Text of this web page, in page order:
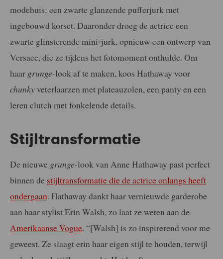
modehuis: een zwarte glanzende pufferjurk met
ingebouwd korset. Daaronder droeg de actrice een
zwarte glinsterende mini-jurk, opnieuw een ontwerp van
Versace, die ze tijdens het fotomoment onthulde. Om
haar grunge-look af te maken, koos Hathaway voor
chunkyveterlaarzen met plateauzolen, een panty en een
leren clutch met fonkelende details.
Stijltransformatie
De nieuwe grunge-look van Anne Hathaway past perfect
binnen de stijltransformatie die de actrice onlangs heeft
ondergaan. Hathaway dankt haar vernieuwde garderobe
aan haar stylist Erin Walsh, zo laat ze weten aan de
Amerikaanse Vogue. “[Walsh] is zo inspirerend voor me
geweest. Ze slaagt erin haar eigen stijl te houden, terwijl